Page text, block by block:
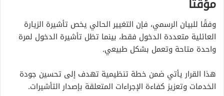
مؤقتًا
وفقًا للبيان الرسمي، فإن التغيير الحالي يخص تأشيرة الزيارة
العائلية متعددة الدخول فقط، بينما تظل تأشيرة الدخول لمرة
واحدة متاحة وتعمل بشكل طبيعي.
هذا القرار يأتي ضمن خطة تنظيمية تهدف إلى تحسين جودة
الخدمات وتعزيز كفاءة الإجراءات المتعلقة بإصدار التأشيرات.